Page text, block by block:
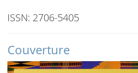
ISSN: 2706-5405
Couverture